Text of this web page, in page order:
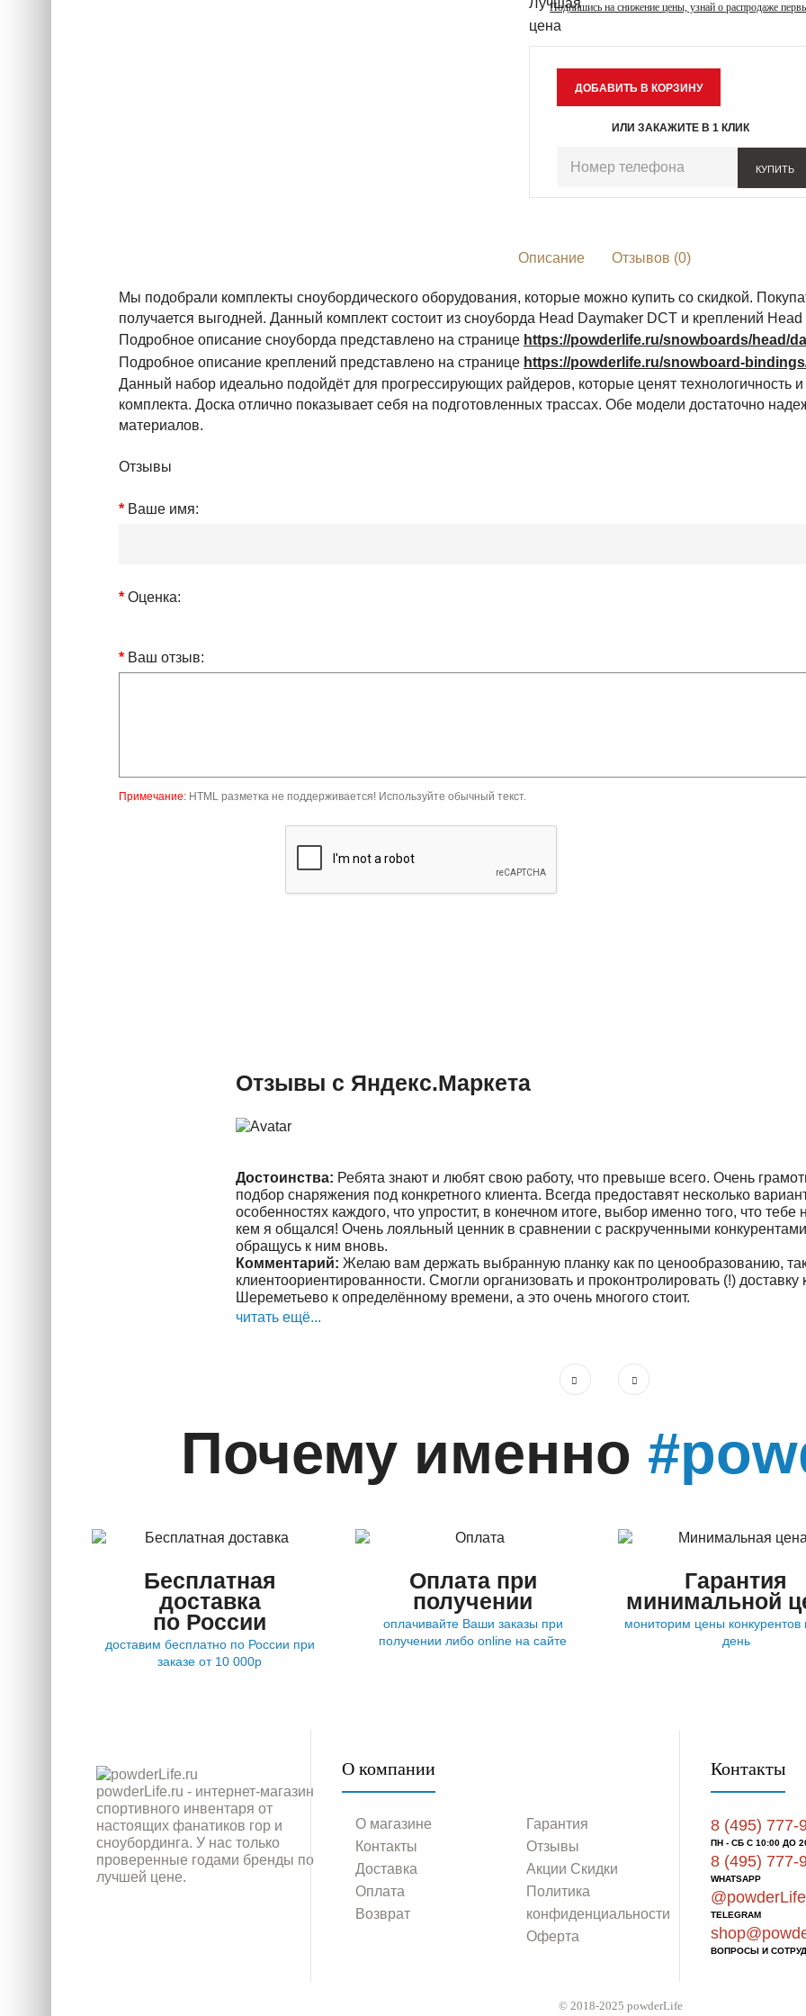
Подпишись на снижение цены, узнай о распродаже
ИЛИ ЗАКАЖИТЕ В 1 КЛИК
КУПИТЬ
Описание Отзывов (0)
Мы подобрали комплекты сноубордического оборудования, которые можно купить со скидкой.
получается выгодней. Данный комплект состоит из сноуборда Head Daymaker DCT и креплений
Подробное описание сноуборда представлено на странице https://powderlife.ru/snowboards/head/
Подробное описание креплений представлено на странице https://powderlife.ru/snowboard-
Данный набор идеально подойдёт для прогрессирующих райдеров, которые ценят технологичность
комплекта. Доска отлично показывает себя на подготовленных трассах. Обе модели достаточно
материалов.
Отзывы
Ваше имя:
Оценка:
Ваш отзыв:
Примечание: HTML разметка не поддерживается! Используйте обычный текст.
Отзывы с Яндекс.Маркета
Достоинства: Ребята знают и любят свою работу, что превыше всего. Очень
подбор снаряжения под конкретного клиента. Всегда предоставят несколько
особенностях каждого, что упростит, в конечном итоге, выбор именно того, что
кем я общался! Очень лояльный ценник в сравнении с раскрученными
обращусь к ним вновь.
Комментарий: Желаю вам держать выбранную планку как по ценообразованию,
клиентоориентированности. Смогли организовать и проконтролировать (!) доставку
Шереметьево к определённому времени, а это очень многого стоит.
читать ещё...
Почему именно
Бесплатная
доставка
по России
доставим бесплатно по России при
заказе от 10 000р
Оплата при
получении
оплачивайте Ваши заказы при
получении либо online на сайте
Гарантия
минимальной
мониторим цены конкурентов
день
powderLife.ru - интернет-магазин
спортивного инвентаря от
настоящих фанатиков гор и
сноубординга. У нас только
проверенные годами бренды по
лучшей цене.
О компании
О магазине
Контакты
Доставка
Оплата
Возврат
Гарантия
Отзывы
Акции Скидки
Политика
конфиденциальности
Оферта
Контакты
8 (495) 777-
ПН - СБ C 10:00 ДО
8 (495) 777-
WHATSAPP
TELEGRAM
ВОПРОСЫ И
© 2018-2025 powderLife